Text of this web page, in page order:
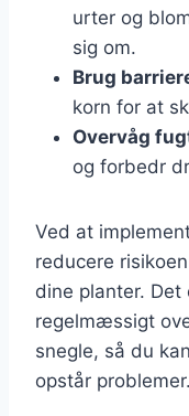
urter og
sig om.
Brug
korn for at
Overvåg
og forbedr
Ved at
reducere
dine planter.
regelmæssigt
snegle, så du
opstår problemer.